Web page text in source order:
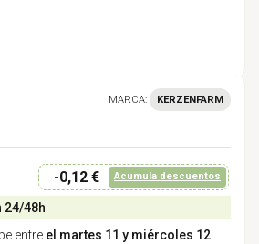
MARCA: KERZENFARM
-0,12 € Acumula descuentos
24/48h
entre el martes 11 y miércoles 12